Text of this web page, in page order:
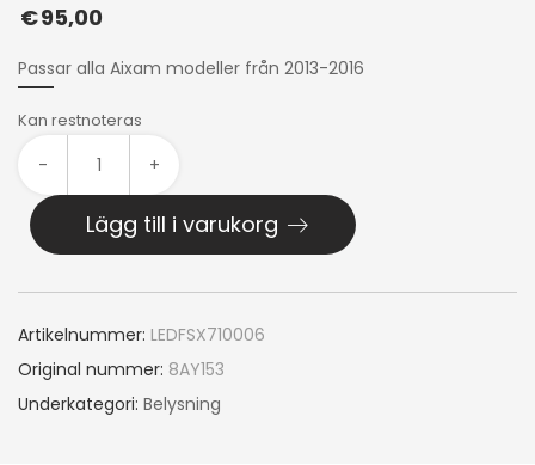
€95,00
Passar alla Aixam modeller från 2013-2016
Kan restnoteras
- +
Lägg till i varukorg
Artikelnummer: LEDFSX710006
Original nummer: 8AY153
Underkategori: Belysning